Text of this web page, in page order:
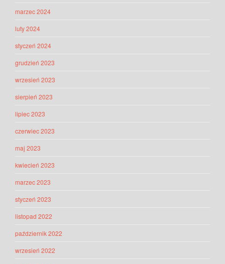
marzec 2024
luty 2024
styczeń 2024
grudzień 2023
wrzesień 2023
sierpień 2023
lipiec 2023
czerwiec 2023
maj 2023
kwiecień 2023
marzec 2023
styczeń 2023
listopad 2022
październik 2022
wrzesień 2022